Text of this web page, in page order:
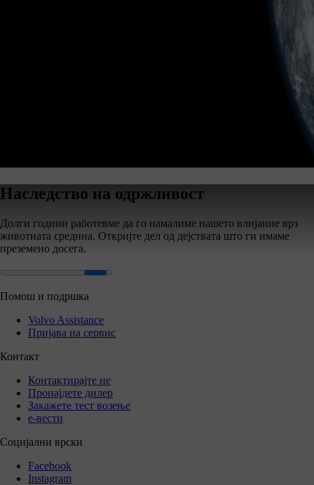
Наследство на одржливост
Долги години работевме да го намалиме нашето влијание врз
животната средина. Откријте дел од дејствата што ги имаме
преземено досега.